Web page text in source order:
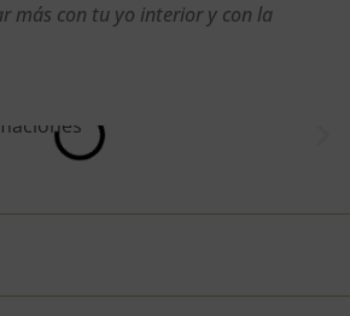
más con tu yo interior y con la